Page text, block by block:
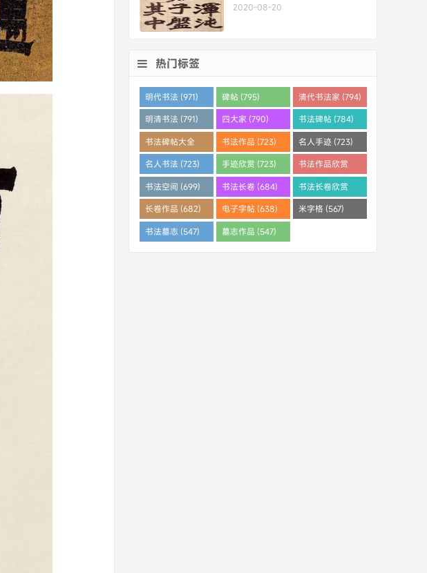
2020-08-20
热门标签
明代书法 (971) 碑帖 (795) 清代书法家 (794)
明清书法 (791) 四大家 (790) 书法碑帖 (784)
书法碑帖大全
(784)
书法作品 (723) 名人手迹 (723)
名人书法 (723) 手迹欣赏 (723)
书法作品欣赏
(710)
书法空间 (699) 书法长卷 (684)
书法长卷欣赏
(682)
长卷作品 (682) 电子字帖 (638) 米字格 (567)
书法墓志 (547) 墓志作品 (547)